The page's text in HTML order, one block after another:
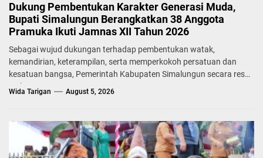
Dukung Pembentukan Karakter Generasi Muda,
Bupati Simalungun Berangkatkan 38 Anggota
Pramuka Ikuti Jamnas XII Tahun 2026
Sebagai wujud dukungan terhadap pembentukan watak,
kemandirian, keterampilan, serta memperkokoh persatuan dan
kesatuan bangsa, Pemerintah Kabupaten Simalungun secara resmi
melepas...
Wida Tarigan August 5, 2026